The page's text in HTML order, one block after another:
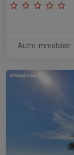
Autre immobilier